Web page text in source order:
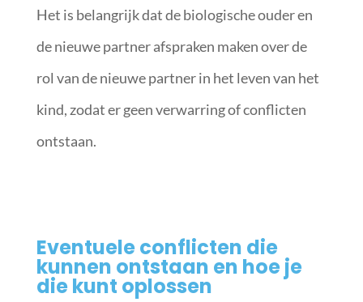
Het is belangrijk dat de biologische ouder en
de nieuwe partner afspraken maken over de
rol van de nieuwe partner in het leven van het
kind, zodat er geen verwarring of conflicten
ontstaan.
Eventuele conflicten die
kunnen ontstaan en hoe je
die kunt oplossen